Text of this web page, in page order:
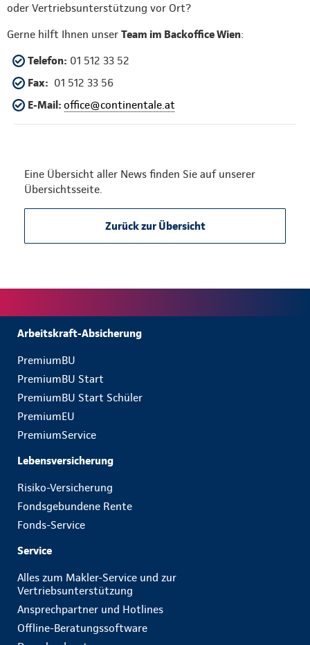
oder Vertriebsunterstützung vor Ort?
Gerne hilft Ihnen unser Team im Backoffice Wien:
Telefon: 01 512 33 52
Fax: 01 512 33 56
E-Mail: office@continentale.at
Eine Übersicht aller News finden Sie auf unserer
Übersichtsseite.
Zurück zur Übersicht
Arbeitskraft-Absicherung
PremiumBU
PremiumBU Start
PremiumBU Start Schüler
PremiumEU
PremiumService
Lebensversicherung
Risiko-Versicherung
Fondsgebundene Rente
Fonds-Service
Service
Alles zum Makler-Service und zur
Vertriebsunterstützung
Ansprechpartner und Hotlines
Offline-Beratungssoftware